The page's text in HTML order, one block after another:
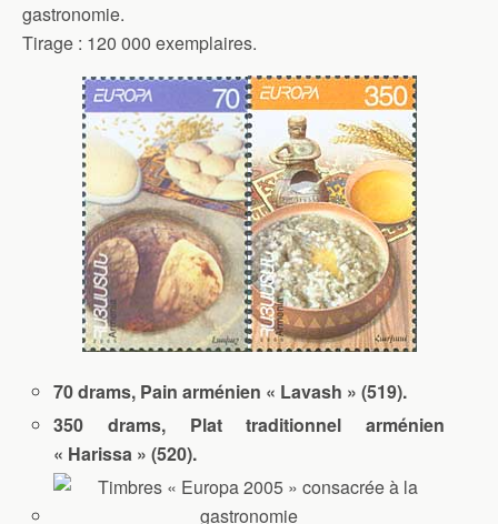
gastronomie.
Tirage : 120 000 exemplaires.
70 drams, Pain arménien « Lavash » (519).
350 drams, Plat traditionnel arménien
« Harissa » (520).